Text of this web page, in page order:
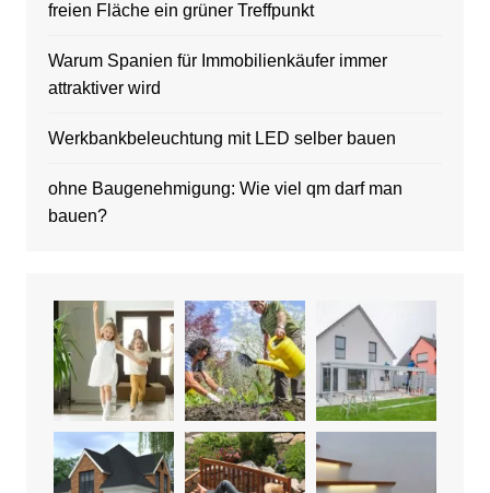
freien Fläche ein grüner Treffpunkt
Warum Spanien für Immobilienkäufer immer
attraktiver wird
Werkbankbeleuchtung mit LED selber bauen
ohne Baugenehmigung: Wie viel qm darf man
bauen?